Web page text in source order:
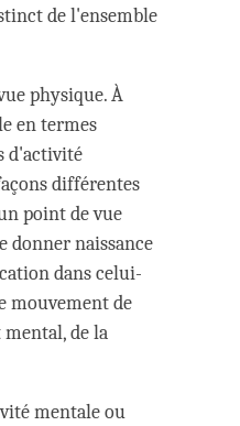
de l'ensemble
physique. À
en termes
d'activité
différentes
point de vue
donner naissance
dans celui-
mouvement de
de la
mentale ou